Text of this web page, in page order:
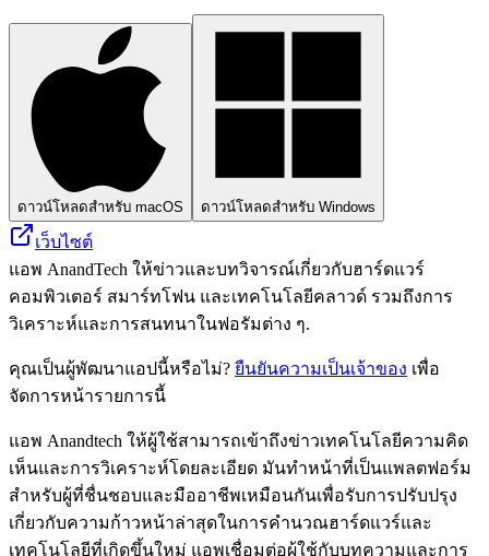
ดาวน์โหลดสำหรับ macOS ดาวน์โหลดสำหรับ Windows
เว็บไซต์
แอพ AnandTech ให้ข่าวและบทวิจารณ์เกี่ยวกับฮาร์ดแวร์
คอมพิวเตอร์ สมาร์ทโฟน และเทคโนโลยีคลาวด์ รวมถึงการ
วิเคราะห์และการสนทนาในฟอรัมต่าง ๆ.
คุณเป็นผู้พัฒนาแอปนี้หรือไม่? ยืนยันความเป็นเจ้าของ เพื่อ
จัดการหน้ารายการนี้
แอพ Anandtech ให้ผู้ใช้สามารถเข้าถึงข่าวเทคโนโลยีความคิด
เห็นและการวิเคราะห์โดยละเอียด มันทำหน้าที่เป็นแพลตฟอร์ม
สำหรับผู้ที่ชื่นชอบและมืออาชีพเหมือนกันเพื่อรับการปรับปรุง
เกี่ยวกับความก้าวหน้าล่าสุดในการคำนวณฮาร์ดแวร์และ
เทคโนโลยีที่เกิดขึ้นใหม่ แอพเชื่อมต่อผู้ใช้กับบทความและการ